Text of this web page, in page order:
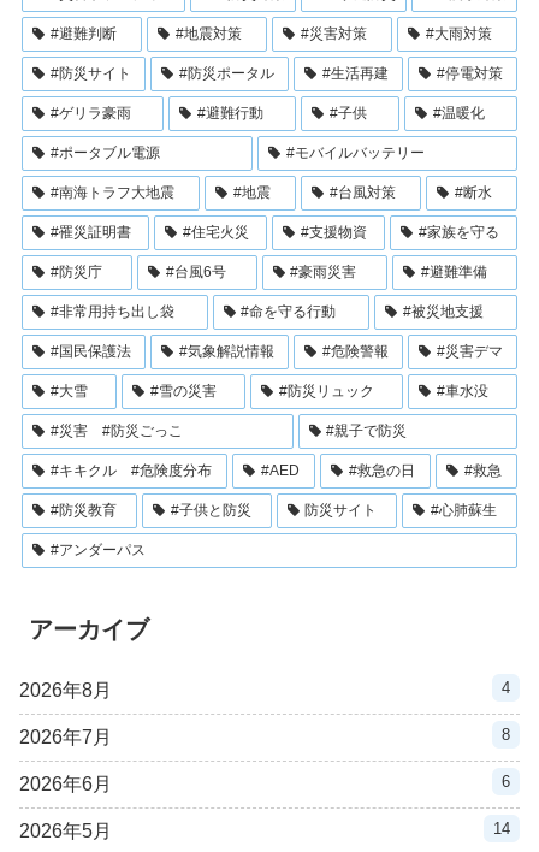
#避難判断 #地震対策 #災害対策 #大雨対策
#防災サイト #防災ポータル #生活再建 #停電対策
#ゲリラ豪雨 #避難行動 #子供 #温暖化
#ポータブル電源 #モバイルバッテリー
#南海トラフ大地震 #地震 #台風対策 #断水
#罹災証明書 #住宅火災 #支援物資 #家族を守る
#防災庁 #台風6号 #豪雨災害 #避難準備
#非常用持ち出し袋 #命を守る行動 #被災地支援
#国民保護法 #気象解説情報 #危険警報 #災害デマ
#大雪 #雪の災害 #防災リュック #車水没
#災害 #防災ごっこ #親子で防災
#キキクル #危険度分布 #AED #救急の日 #救急
#防災教育 #子供と防災 防災サイト #心肺蘇生
#アンダーパス
アーカイブ
2026年8月 4
2026年7月 8
2026年6月 6
2026年5月 14